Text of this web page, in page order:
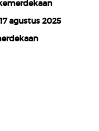
agustus 2025